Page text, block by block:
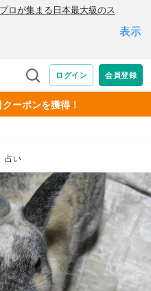
ーポンを獲得！
占い